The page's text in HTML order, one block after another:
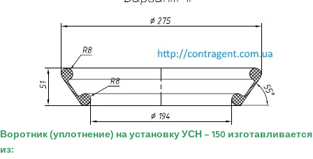
Воротник (уплотнение) на установку УСН – 150 изготавливается
из: